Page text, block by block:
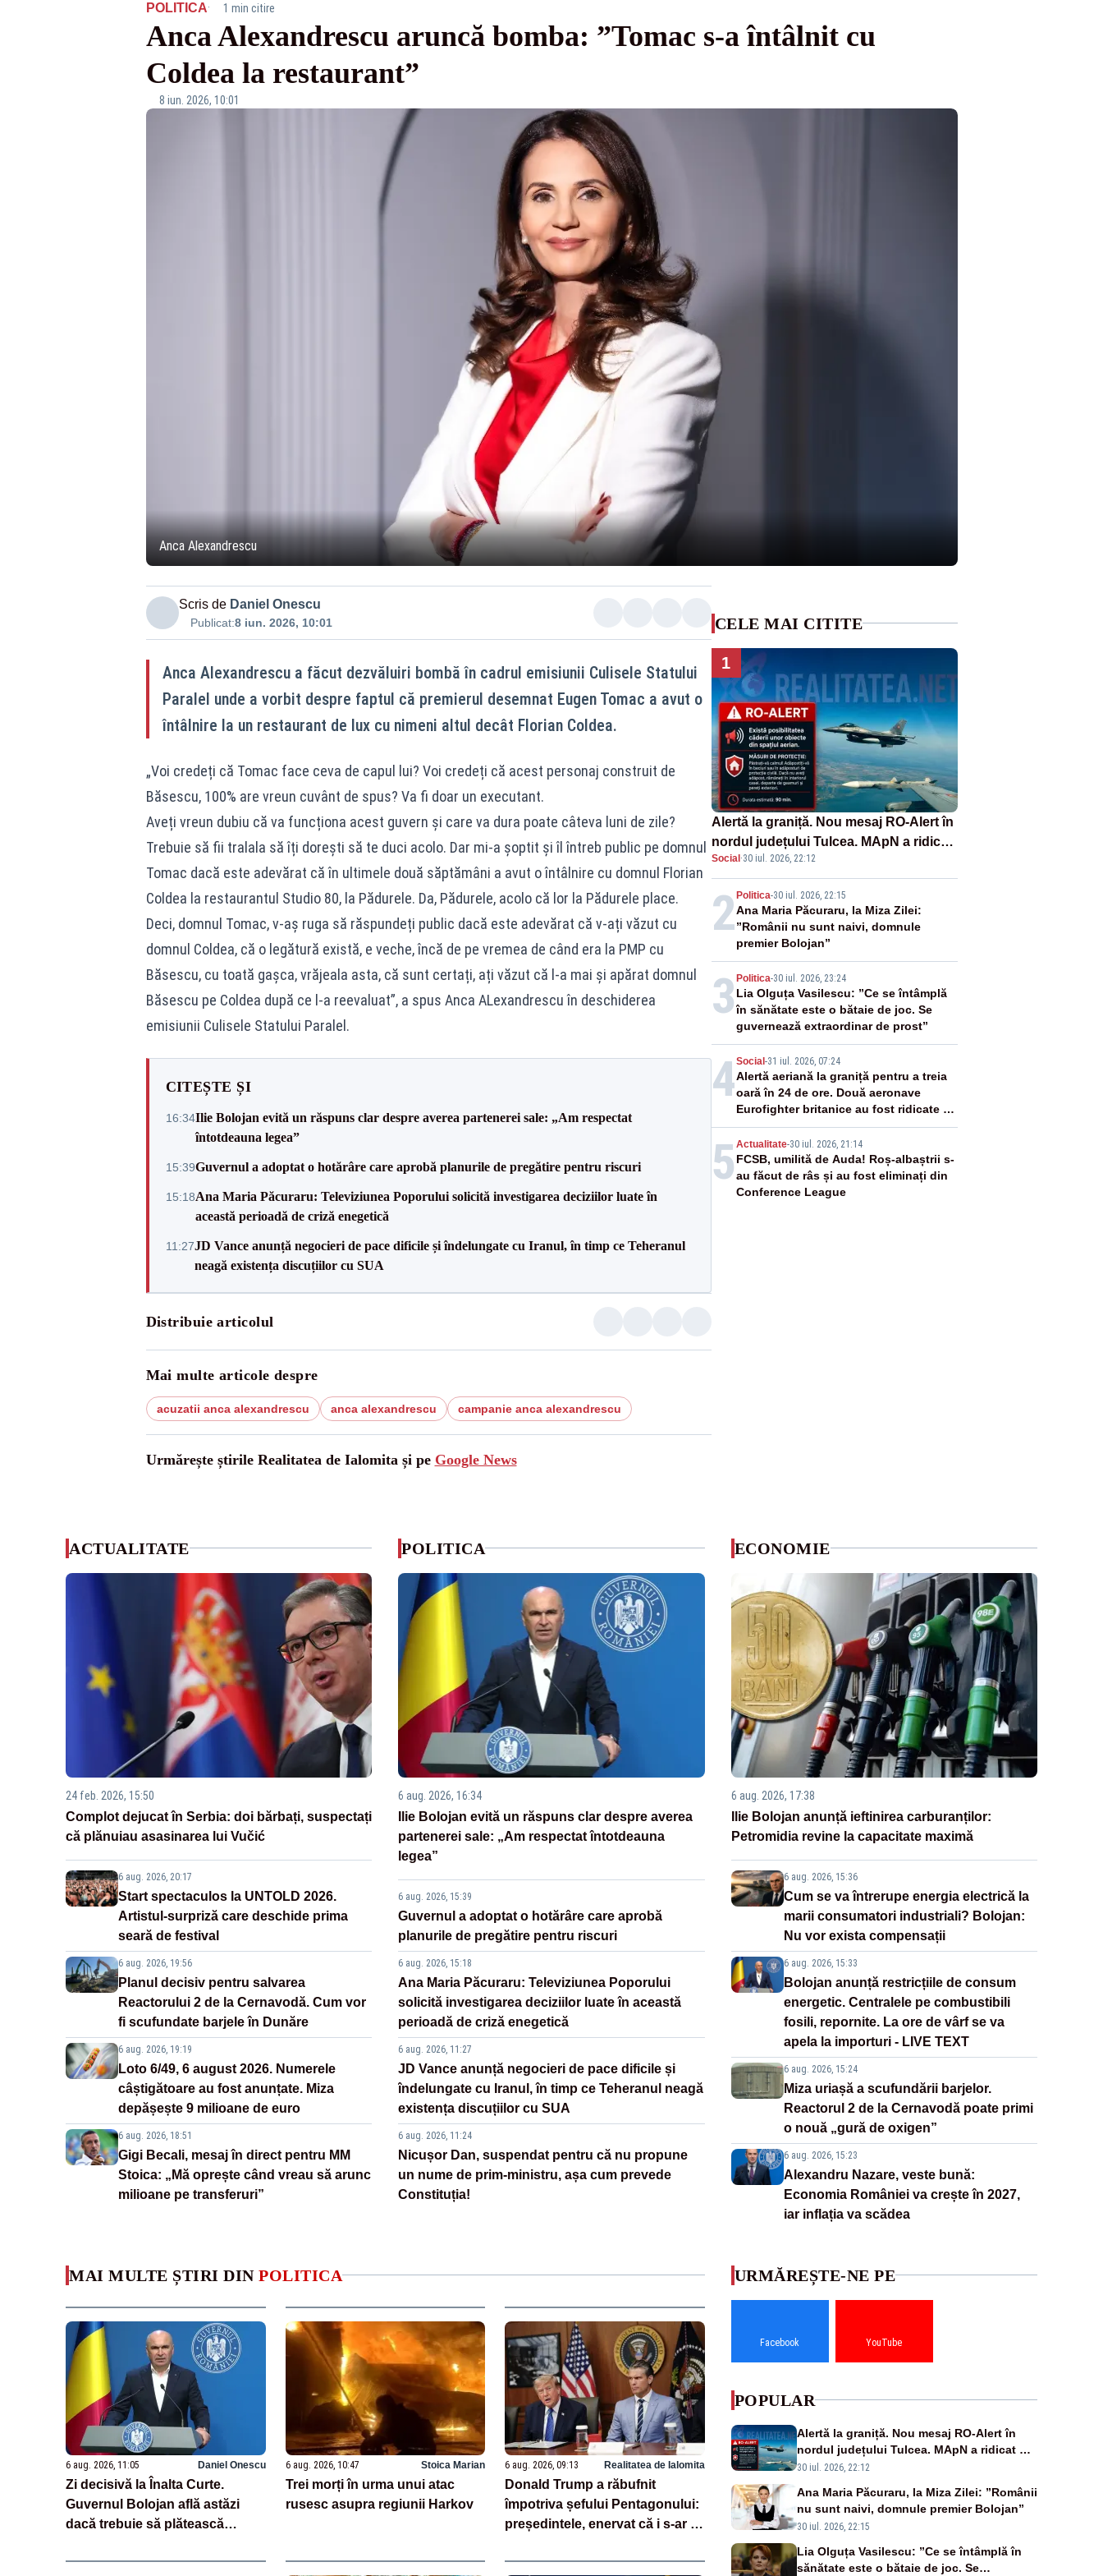
POLITICA· 1 min citire
Anca Alexandrescu aruncă bomba: ”Tomac s-a întâlnit cu
Coldea la restaurant”
8 iun. 2026, 10:01
Anca Alexandrescu
Scris de Daniel Onescu
Publicat:8 iun. 2026, 10:01
Anca Alexandrescu a făcut dezvăluiri bombă în cadrul emisiunii Culisele Statului
Paralel unde a vorbit despre faptul că premierul desemnat Eugen Tomac a avut o
întâlnire la un restaurant de lux cu nimeni altul decât Florian Coldea.
„Voi credeți că Tomac face ceva de capul lui? Voi credeți că acest personaj construit de
Băsescu, 100% are vreun cuvânt de spus? Va fi doar un executant.
Aveți vreun dubiu că va funcționa acest guvern și care va dura poate câteva luni de zile?
Trebuie să fii tralala să îți dorești să te duci acolo. Dar mi-a șoptit și îl întreb public pe domnul
Tomac dacă este adevărat că în ultimele două săptămâni a avut o întâlnire cu domnul Florian
Coldea la restaurantul Studio 80, la Pădurele. Da, Pădurele, acolo că lor la Pădurele place.
Deci, domnul Tomac, v-aș ruga să răspundeți public dacă este adevărat că v-ați văzut cu
domnul Coldea, că o legătură există, e veche, încă de pe vremea de când era la PMP cu
Băsescu, cu toată gașca, vrăjeala asta, că sunt certați, ați văzut că l-a mai și apărat domnul
Băsescu pe Coldea după ce l-a reevaluat”, a spus Anca ALexandrescu în deschiderea
emisiunii Culisele Statului Paralel.
CITEȘTE ȘI
16:34Ilie Bolojan evită un răspuns clar despre averea partenerei sale: „Am respectat
întotdeauna legea”
15:39Guvernul a adoptat o hotărâre care aprobă planurile de pregătire pentru riscuri
15:18Ana Maria Păcuraru: Televiziunea Poporului solicită investigarea deciziilor luate în
această perioadă de criză enegetică
11:27JD Vance anunță negocieri de pace dificile și îndelungate cu Iranul, în timp ce Teheranul
neagă existența discuțiilor cu SUA
Distribuie articolul
Mai multe articole despre
acuzatii anca alexandrescu anca alexandrescu campanie anca alexandrescu
Urmărește știrile Realitatea de Ialomita și pe Google News
CELE MAI CITITE
1
Alertă la graniță. Nou mesaj RO-Alert în
nordul județului Tulcea. MApN a ridicat
de la sol două avioane F-16
Social·30 iul. 2026, 22:12
2Politica-30 iul. 2026, 22:15
Ana Maria Păcuraru, la Miza Zilei:
”Românii nu sunt naivi, domnule
premier Bolojan”
3 Politica-30 iul. 2026, 23:24
Lia Olguța Vasilescu: ”Ce se întâmplă
în sănătate este o bătaie de joc. Se
guvernează extraordinar de prost”
4Social-31 iul. 2026, 07:24
Alertă aeriană la graniță pentru a treia
oară în 24 de ore. Două aeronave
Eurofighter britanice au fost ridicate de
la sol
5 Actualitate-30 iul. 2026, 21:14
FCSB, umilită de Auda! Roș-albaștrii s-
au făcut de râs și au fost eliminați din
Conference League
ACTUALITATE
24 feb. 2026, 15:50
Complot dejucat în Serbia: doi bărbați, suspectați
că plănuiau asasinarea lui Vučić
6 aug. 2026, 20:17
Start spectaculos la UNTOLD 2026.
Artistul-surpriză care deschide prima
seară de festival
6 aug. 2026, 19:56
Planul decisiv pentru salvarea
Reactorului 2 de la Cernavodă. Cum vor
fi scufundate barjele în Dunăre
6 aug. 2026, 19:19
Loto 6/49, 6 august 2026. Numerele
câștigătoare au fost anunțate. Miza
depășește 9 milioane de euro
6 aug. 2026, 18:51
Gigi Becali, mesaj în direct pentru MM
Stoica: „Mă oprește când vreau să arunc
milioane pe transferuri”
POLITICA
6 aug. 2026, 16:34
Ilie Bolojan evită un răspuns clar despre averea
partenerei sale: „Am respectat întotdeauna
legea”
6 aug. 2026, 15:39
Guvernul a adoptat o hotărâre care aprobă
planurile de pregătire pentru riscuri
6 aug. 2026, 15:18
Ana Maria Păcuraru: Televiziunea Poporului
solicită investigarea deciziilor luate în această
perioadă de criză enegetică
6 aug. 2026, 11:27
JD Vance anunță negocieri de pace dificile și
îndelungate cu Iranul, în timp ce Teheranul neagă
existența discuțiilor cu SUA
6 aug. 2026, 11:24
Nicușor Dan, suspendat pentru că nu propune
un nume de prim-ministru, așa cum prevede
Constituția!
ECONOMIE
6 aug. 2026, 17:38
Ilie Bolojan anunță ieftinirea carburanților:
Petromidia revine la capacitate maximă
6 aug. 2026, 15:36
Cum se va întrerupe energia electrică la
marii consumatori industriali? Bolojan:
Nu vor exista compensații
6 aug. 2026, 15:33
Bolojan anunță restricțiile de consum
energetic. Centralele pe combustibili
fosili, repornite. La ore de vârf se va
apela la importuri - LIVE TEXT
6 aug. 2026, 15:24
Miza uriașă a scufundării barjelor.
Reactorul 2 de la Cernavodă poate primi
o nouă „gură de oxigen”
6 aug. 2026, 15:23
Alexandru Nazare, veste bună:
Economia României va crește în 2027,
iar inflația va scădea
MAI MULTE ȘTIRI DIN POLITICA
6 aug. 2026, 11:05 Daniel Onescu
Zi decisivă la Înalta Curte.
Guvernul Bolojan află astăzi
dacă trebuie să plătească
grefierilor
6 aug. 2026, 10:47 Stoica Marian
Trei morți în urma unui atac
rusesc asupra regiunii Harkov
6 aug. 2026, 09:13 Realitatea de Ialomita
Donald Trump a răbufnit
împotriva șefului Pentagonului:
președintele, enervat că i s-ar fi
SURSE
URMĂREȘTE-NE PE
Facebook YouTube
POPULAR
Alertă la graniță. Nou mesaj RO-Alert în
nordul județului Tulcea. MApN a ridicat de
la sol două avioane F-16
30 iul. 2026, 22:12
Ana Maria Păcuraru, la Miza Zilei: ”Românii
nu sunt naivi, domnule premier Bolojan”
30 iul. 2026, 22:15
Lia Olguța Vasilescu: ”Ce se întâmplă în
sănătate este o bătaie de joc. Se